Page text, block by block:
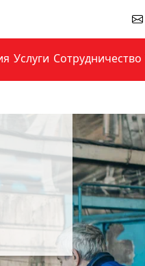
Услуги Сотрудничество